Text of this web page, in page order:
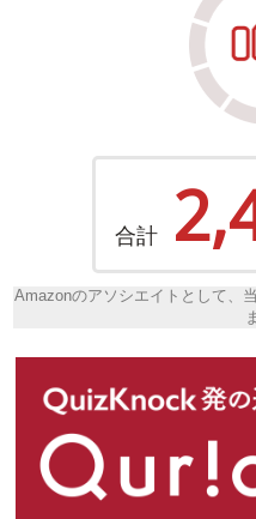
合計
Amazonのアソシエイトとして、